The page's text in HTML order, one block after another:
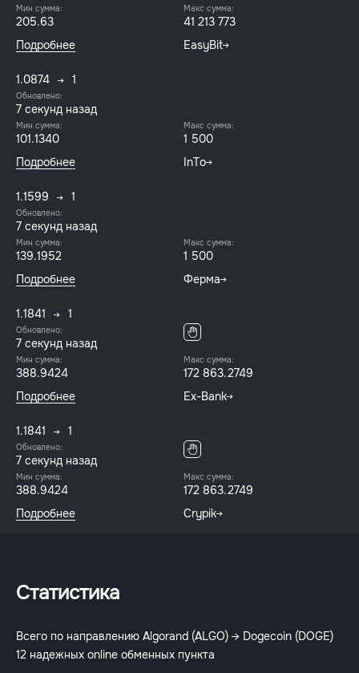
Мин сумма:
205.63
Макс сумма:
41 213 773
Подробнее
EasyBit
1.0874 1
Обновлено:
8 секунд назад
Мин сумма:
101.1340
Макс сумма:
1 500
Подробнее
InTo
1.1599 1
Обновлено:
8 секунд назад
Мин сумма:
139.1952
Макс сумма:
1 500
Подробнее
Ферма
1.1841 1
Обновлено:
8 секунд назад
Мин сумма:
388.9424
Макс сумма:
172 863.2749
Подробнее
Ex-Bank
1.1841 1
Обновлено:
8 секунд назад
Мин сумма:
388.9424
Макс сумма:
172 863.2749
Подробнее
Crypik
Статистика
Всего по направлению Algorand (ALGO) → Dogecoin (DOGE)
12 надежных online обменных пункта